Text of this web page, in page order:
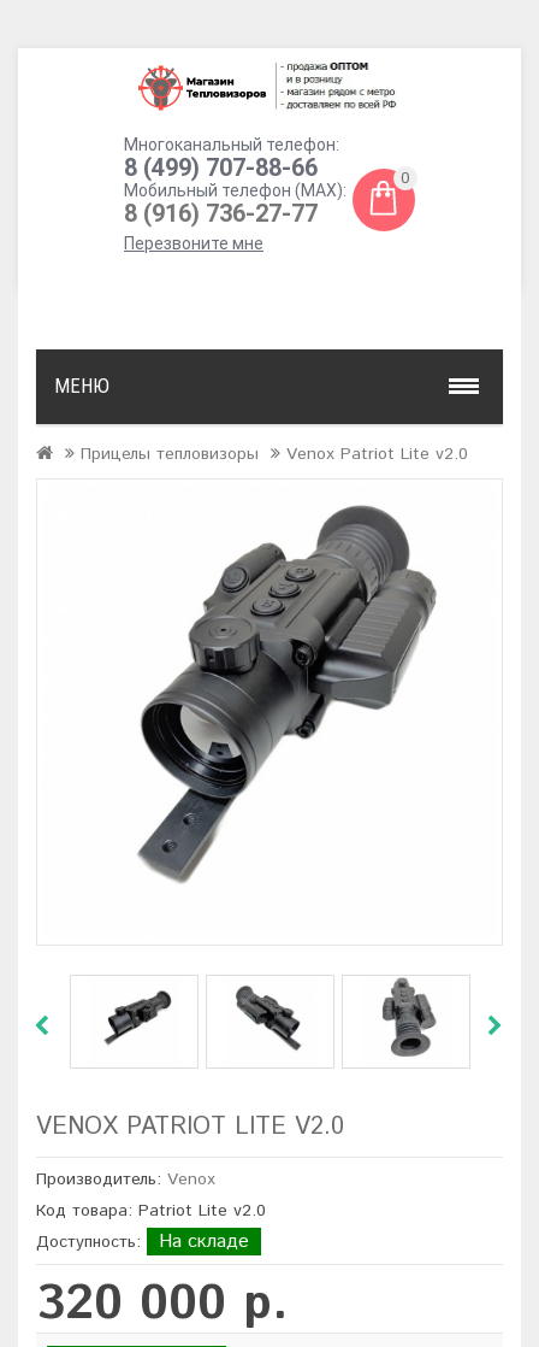
Многоканальный телефон:
8 (499) 707-88-66
Мобильный телефон (MAX):
8 (916) 736-27-77
Перезвоните мне
0
МЕНЮ
Прицелы тепловизоры Venox Patriot Lite v2.0
VENOX PATRIOT LITE V2.0
Производитель: Venox
Код товара: Patriot Lite v2.0
Доступность:
На складе
320 000 р.